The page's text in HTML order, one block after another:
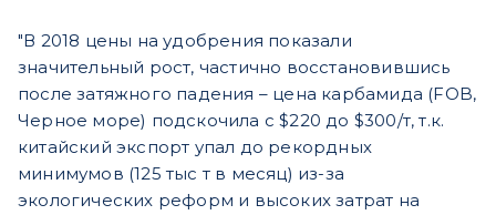
"В 2018 цены на удобрения показали
значительный рост, частично восстановившись
после затяжного падения – цена карбамида (FOB,
Черное море) подскочила с $220 до $300/т, т.к.
китайский экспорт упал до рекордных
минимумов (125 тыс т в месяц) из-за
экологических реформ и высоких затрат на